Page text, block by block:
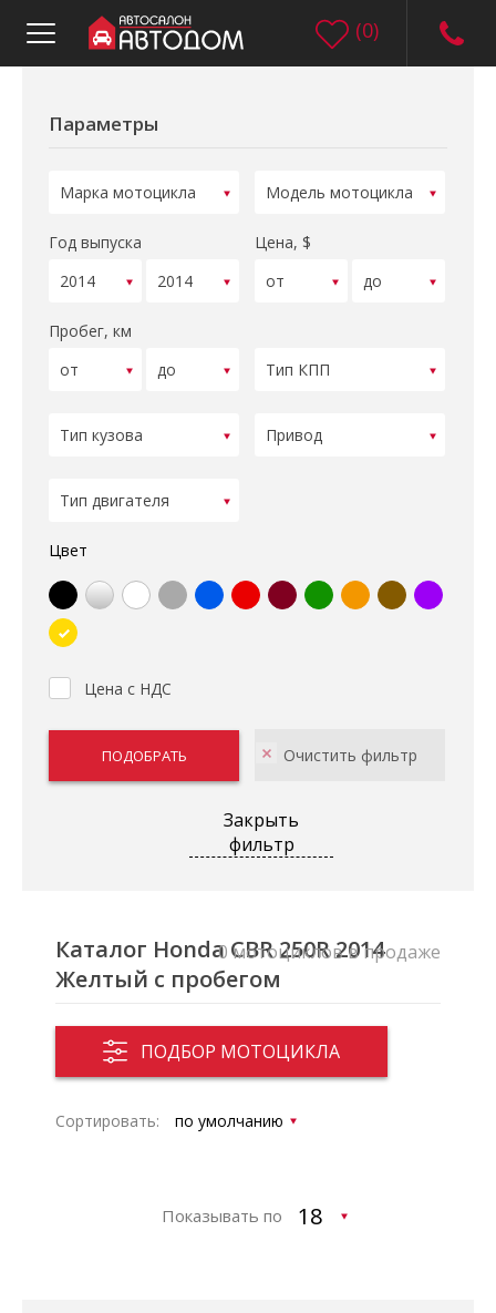
(0)
Параметры
Год выпуска Цена, $
Пробег, км
Цвет
Цена с НДС
Закрыть
фильтр
Каталог Honda CBR 250R 2014
Желтый с пробегом
ПОДБОР МОТОЦИКЛА
0 мотоциклов в продаже
Сортировать:
Показывать по